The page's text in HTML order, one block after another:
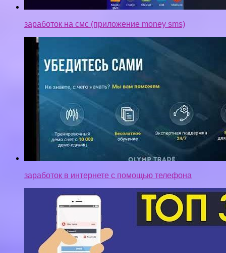
заработок на смс (приложение money sms)
заработок в интернете с помощью телефона